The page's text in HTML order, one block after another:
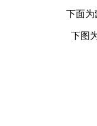
下面为
下图